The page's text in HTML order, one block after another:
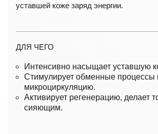
уставшей коже заряд энергии.
ДЛЯ ЧЕГО
Интенсивно насыщает уставшую
Стимулирует обменные процессы
микроциркуляцию.
Активирует регенерацию, делает
сияющим.